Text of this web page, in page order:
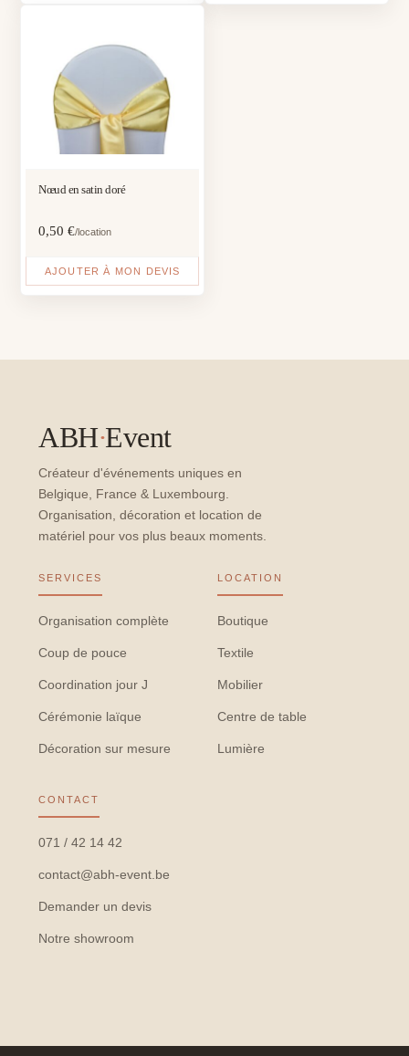
Nœud en satin doré
0,50€/location
AJOUTER À MON DEVIS
ABH·Event
Créateur d'événements uniques en
Belgique, France & Luxembourg.
Organisation, décoration et location de
matériel pour vos plus beaux moments.
SERVICES
Organisation complète
Coup de pouce
Coordination jour J
Cérémonie laïque
Décoration sur mesure
LOCATION
Boutique
Textile
Mobilier
Centre de table
Lumière
CONTACT
071 / 42 14 42
contact@abh-event.be
Demander un devis
Notre showroom